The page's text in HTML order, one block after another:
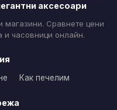
аксесоари
магазини. Сравнете цени
и часовници онлайн.
Как печелим